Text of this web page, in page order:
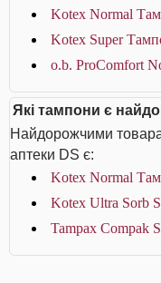
Kotex Normal
Kotex Super
o.b. ProComfort
Які тампони є
Найдорожчими
аптеки DS є:
Kotex Normal
Kotex Ultra Sorb
Tampax Compak